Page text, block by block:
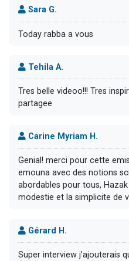
Sara G.
Today rabba a vous
Tehila A.
Tres belle videoo!!! Tres
partagee
Carine Myriam H.
Genial! merci pour cette
emouna avec des notions
abordables pour tous,
modestie et la simplicite de
Gérard H.
Super interview j’ajouterais